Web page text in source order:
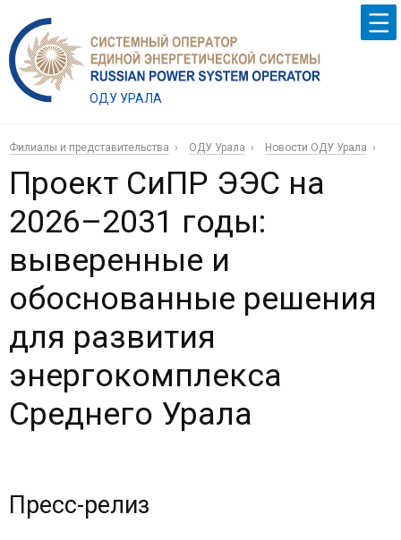
ОДУ УРАЛА
Филиалы и представительства ОДУ Урала Новости ОДУ Урала
Проект СиПР ЭЭС на
2026–2031 годы:
выверенные и
обоснованные решения
для развития
энергокомплекса
Среднего Урала
Пресс-релиз